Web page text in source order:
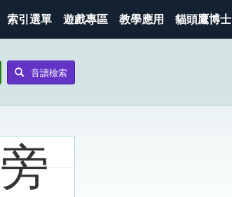
索引選單 遊戲專區 教學應用 貓頭鷹博士
音讀檢索
旁